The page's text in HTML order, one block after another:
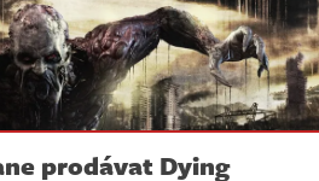
prodávat Dying